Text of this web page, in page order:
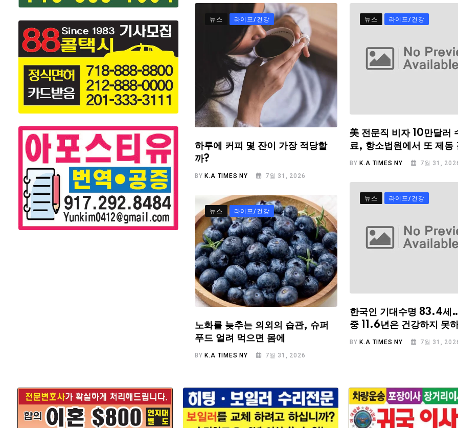
뉴스 라이프/건강
하루에 커피 몇 잔이 가장 적당할
까?
BY K.A TIMES NY 7월 31, 2026
뉴스 라이프/건강
美 전문직 비자 10만달러
료, 항소법원에서 또 제동
BYK.A TIMES NY 7월 31,
뉴스 라이프/건강
한국인 기대수명 83.4세
중 11.6년은 건강하지 못
BY K.A TIMES NY 7월 31,
뉴스 라이프/건강
노화를 늦추는 의외의 습관, 슈퍼
푸드 얼려 먹으면 몸에
BYK.A TIMES NY 7월 31, 2026